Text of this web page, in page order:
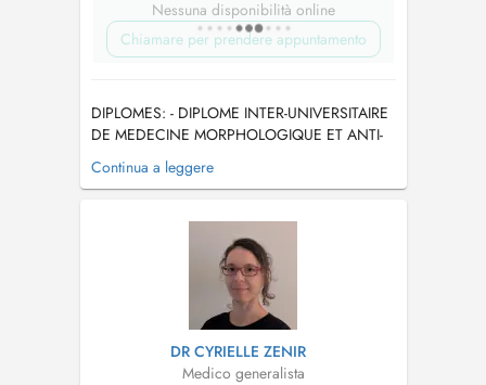
Nessuna disponibilità online
Chiamare per prendere appuntamento
DIPLOMES: - DIPLOME INTER-UNIVERSITAIRE
DE MEDECINE MORPHOLOGIQUE ET ANTI-
AGE Image corporelle et prévention dans le
vieillissement DIPLOME QUALIFIANT
L'ORDRE DES MEDECINS FRANCAIS -
Diplôme du Collège National de Médecine
Continua a leggere
DR CYRIELLE ZENIR
Medico generalista